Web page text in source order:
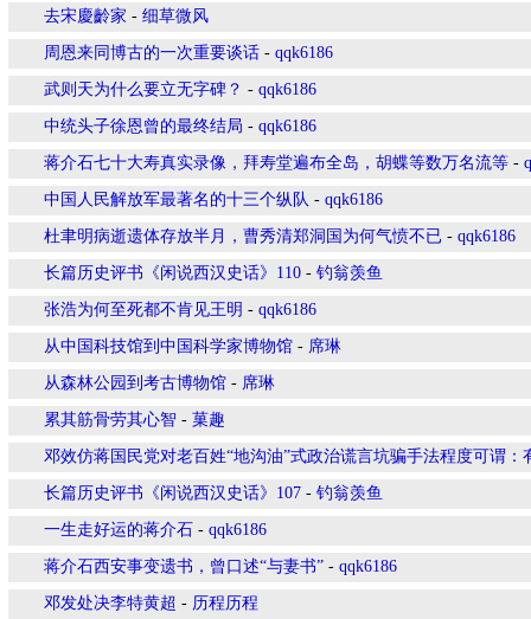
去宋慶齡家 - 细草微风
周恩来同博古的一次重要谈话 - qqk6186
武则天为什么要立无字碑？ - qqk6186
中统头子徐恩曾的最终结局 - qqk6186
蒋介石七十大寿真实录像，拜寿堂遍布全岛，胡蝶等数万名流等 -
中国人民解放军最著名的十三个纵队 - qqk6186
杜聿明病逝遗体存放半月，曹秀清郑洞国为何气愤不已 - qqk6186
长篇历史评书《闲说西汉史话》110 - 钓翁羡鱼
张浩为何至死都不肯见王明 - qqk6186
从中国科技馆到中国科学家博物馆 - 席琳
从森林公园到考古博物馆 - 席琳
累其筋骨劳其心智 - 菓趣
邓效仿蒋国民党对老百姓“地沟油”式政治谎言坑骗手法程度可谓
长篇历史评书《闲说西汉史话》107 - 钓翁羡鱼
一生走好运的蒋介石 - qqk6186
蒋介石西安事变遗书，曾口述“与妻书” - qqk6186
邓发处决李特黄超 - 历程历程